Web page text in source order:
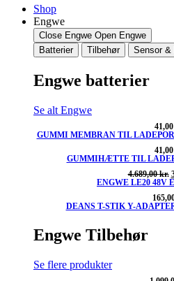
Shop
Engwe
Close Engwe Open Engwe
Batterier
Tilbehør Sensor &
Engwe batterier
Se alt Engwe
41,00
GUMMI MEMBRAN TIL
41,00
GUMMIHÆTTE TIL
4.689,00kr.
ENGWE LE20 48V
DEANS T-STIK Y-
Engwe Tilbehør
Se flere produkter